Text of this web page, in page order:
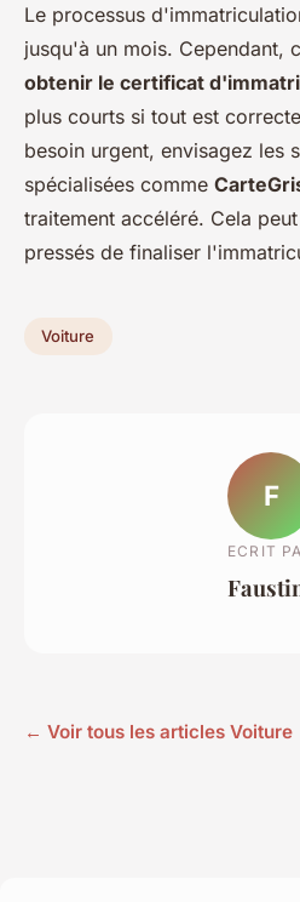
Le processus
jusqu'à un mois. Cependant,
obtenir le certificat
plus courts si tout est
besoin urgent, envisagez les
spécialisées comme
traitement accéléré. Cela
pressés de finaliser
Voiture
F
ECRIT
← Voir tous les articles Voiture